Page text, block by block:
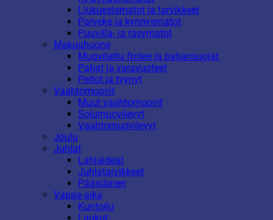
Liukuestematot ja tarvikkeet
Parveke ja kynnysmatot
Puuvilla- ja räsymatot
Makuuhuone
Muovitettu frotee ja patjansuojat
Patjat ja varavuoteet
Peitot ja tyynyt
Vaahtomuovit
Muut vaahtomuovit
Solumuovilevyt
Vaahtomuovilevyt
Joulu
Juhlat
Lahjaideat
Juhlatarvikkeet
Pääsiäinen
Vapaa-aika
Kuntoilu
Laukut